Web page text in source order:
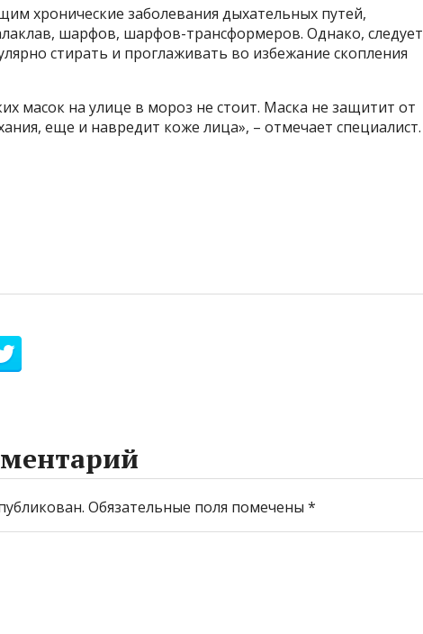
хронические заболевания дыхательных путей,
шарфов, шарфов-трансформеров. Однако, следует
стирать и проглаживать во избежание скопления
масок на улице в мороз не стоит. Маска не защитит от
еще и навредит коже лица», – отмечает специалист.
Обязательные поля помечены *